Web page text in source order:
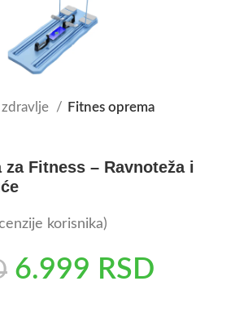
zdravlje Fitnes oprema
Fitness – Ravnoteža i
korisnika)
6.999 RSD